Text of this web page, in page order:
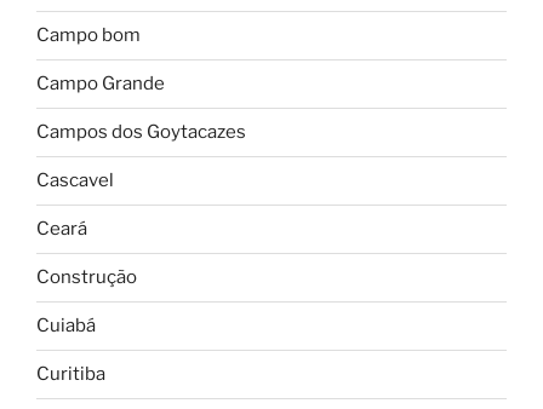
Campo bom
Campo Grande
Campos dos Goytacazes
Cascavel
Ceará
Construção
Cuiabá
Curitiba